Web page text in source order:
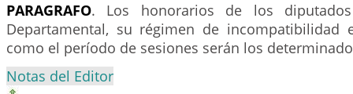
PARAGRAFO. Los honorarios de los
Departamental, su régimen de incompatibilidad
como el período de sesiones serán los
Notas del Editor